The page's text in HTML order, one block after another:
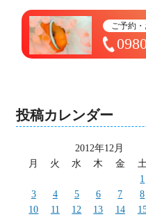
ご予約
トップページ
投稿カレンダー
2012年12月
月
火 水 木 金
1
3
4 5 6 7 8
10
11 12 13 14